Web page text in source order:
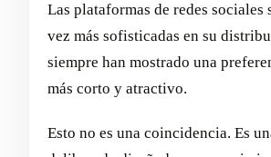
Las plataformas de redes sociales
vez más sofisticadas en su
siempre han mostrado una
más corto y atractivo.
Esto no es una coincidencia. Es